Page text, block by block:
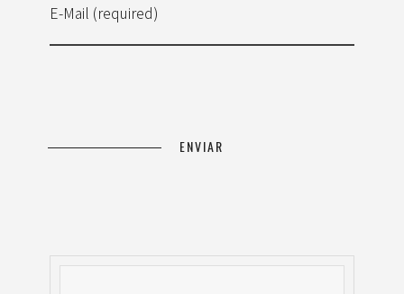
E-Mail (required)